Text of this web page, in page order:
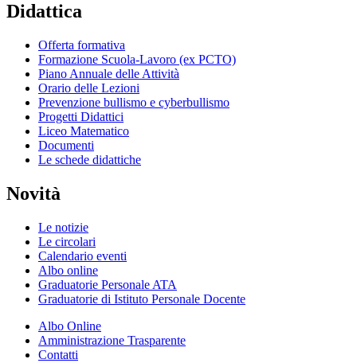
Didattica
Offerta formativa
Formazione Scuola-Lavoro (ex PCTO)
Piano Annuale delle Attività
Orario delle Lezioni
Prevenzione bullismo e cyberbullismo
Progetti Didattici
Liceo Matematico
Documenti
Le schede didattiche
Novità
Le notizie
Le circolari
Calendario eventi
Albo online
Graduatorie Personale ATA
Graduatorie di Istituto Personale Docente
Albo Online
Amministrazione Trasparente
Contatti